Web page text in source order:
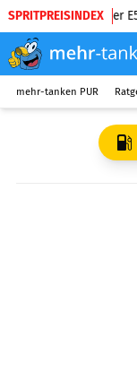
SPRITPREISINDEX
Diesel Super E5
mehr-tanken PUR